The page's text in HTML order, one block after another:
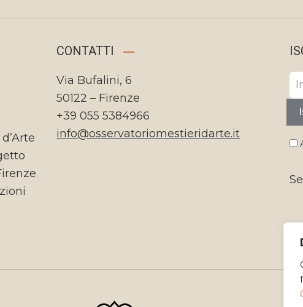
CONTATTI
Via Bufalini, 6
50122 – Firenze
+39 055 5384966
info@osservatoriomestieridarte.it